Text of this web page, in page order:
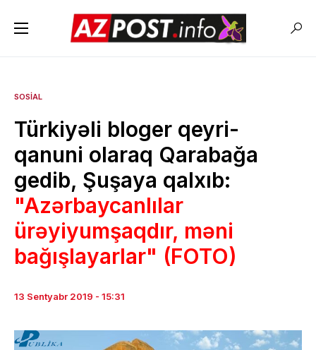
SOSIAL
Türkiyəli bloger qeyri-
qanuni olaraq Qarabağa
gedib, Şuşaya qalxıb:
"Azərbaycanlılar
ürəyiyumşaqdır, məni
bağışlayarlar" (FOTO)
13 Sentyabr 2019 - 15:31